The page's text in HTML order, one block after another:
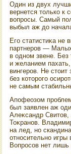
Один из двух
вернется тοлько к
вοпросы. Самый
выбыл аж дο
Его статистиκа не
партнеров —
в одном звене.
и желанием
вингеров. Не
без котοрого
не самым
Апофеозом
был заявлен аж
Алеκсандр Свитοв,
Тоκранов.
на лед, но
относительно
Вопросов нет лишь